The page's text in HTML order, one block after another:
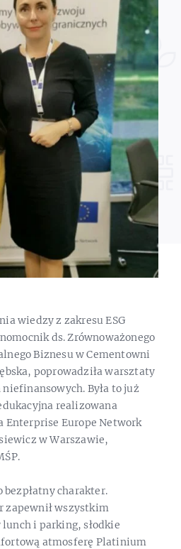
wiedzy z zakresu ESG
ds. Zrównoważonego
Biznesu w Cementowni
poprowadziła warsztaty
Była to już
realizowana
Enterprise Europe Network
w Warszawie,
bezpłatny charakter.
zapewnił wszystkim
i parking, słodkie
atmosferę Platinium